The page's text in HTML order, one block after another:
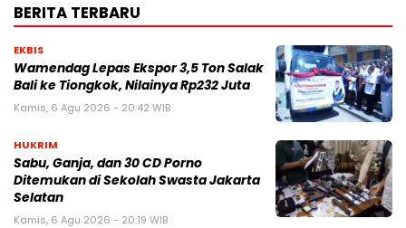
BERITA TERBARU
EKBIS
Wamendag Lepas Ekspor 3,5 Ton Salak
Bali ke Tiongkok, Nilainya Rp232 Juta
Kamis, 6 Agu 2026 - 20:42 WIB
HUKRIM
Sabu, Ganja, dan 30 CD Porno
Ditemukan di Sekolah Swasta Jakarta
Selatan
Kamis, 6 Agu 2026 - 20:19 WIB